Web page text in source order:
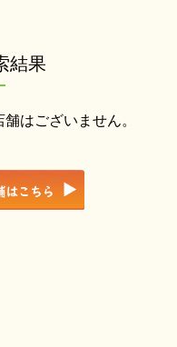
結果
はございません。